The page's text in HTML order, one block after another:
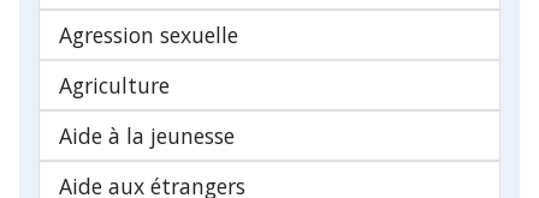
Agression sexuelle
Agriculture
Aide à la jeunesse
Aide aux étrangers